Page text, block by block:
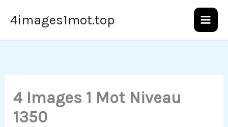
4images1mot.top
4 Images 1 Mot Niveau
1350